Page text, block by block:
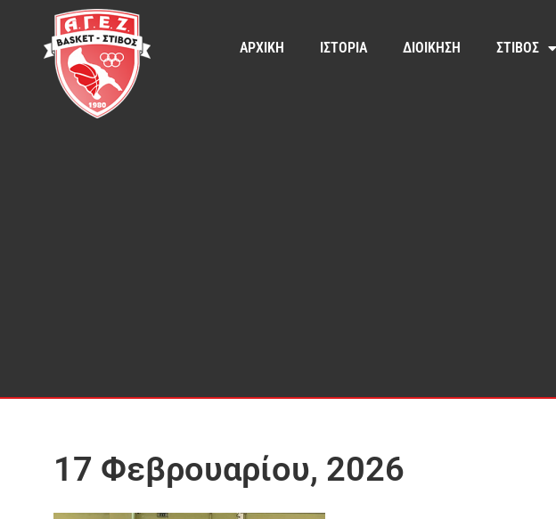
ΑΡΧΙΚΗ ΙΣΤΟΡΙΑ ΔΙΟΙΚΗΣΗ ΣΤΙΒΟΣ
17 Φεβρουαρίου, 2026